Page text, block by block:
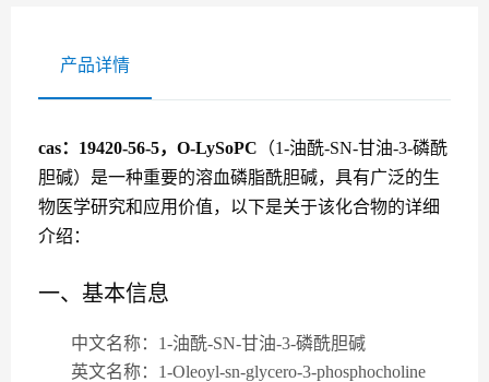
产品详情
cas：19420-56-5，O-LySoPC （1-油酰-SN-甘油-3-磷酰
胆碱）是一种重要的溶血磷脂酰胆碱，具有广泛的生
物医学研究和应用价值，以下是关于该化合物的详细
介绍：
一、基本信息
中文名称 ：1-油酰-SN-甘油-3-磷酰胆碱
英文名称 ：1-Oleoyl-sn-glycero-3-phosphocholine